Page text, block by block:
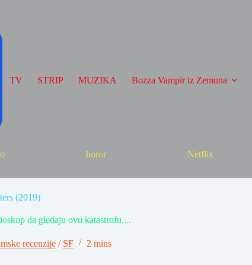
TV STRIP MUZIKA Bozza Vampir iz Zemuna
horor Netflix
(2019)
da gledaju ovu katastrofu....
recenzije / SF 2 mins